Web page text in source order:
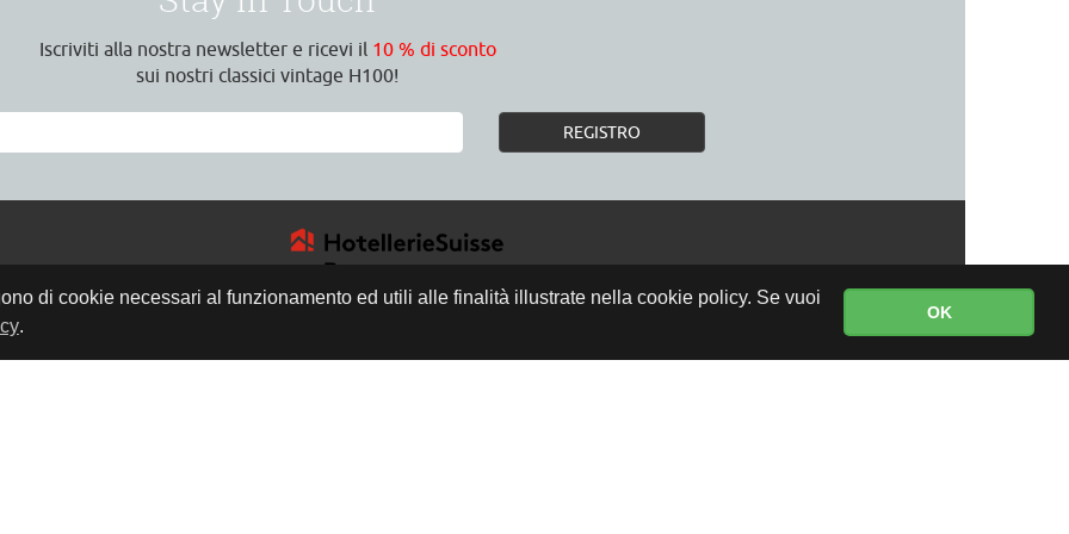
di cookie necessari al funzionamento ed utili alle finalità illustrate nella cookie policy. Se vuoi
.
OK
Iscriviti alla nostra newsletter e ricevi il 10 % di sconto
sui nostri classici vintage H100!
REGISTRO